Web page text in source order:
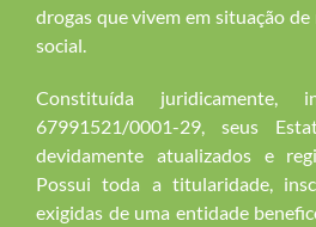
drogas que vivem em situação
social.
Constituída juridicamente,
67991521/0001-29, seus
devidamente atualizados e
Possui toda a titularidade,
exigidas de uma entidade